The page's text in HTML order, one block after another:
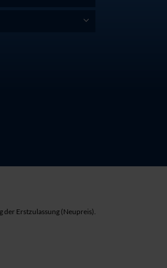
der Erstzulassung (Neupreis).